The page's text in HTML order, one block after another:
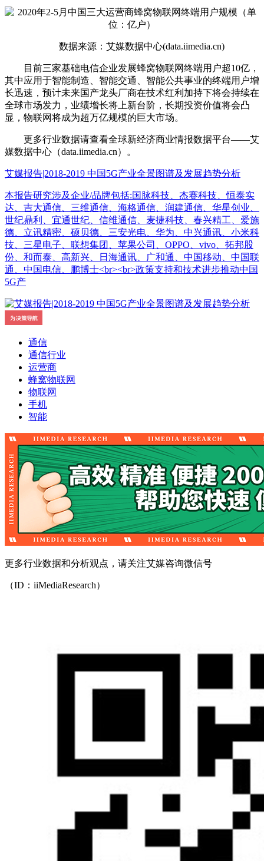
数据来源：艾媒数据中心(data.iimedia.cn)
目前三家基础电信企业发展蜂窝物联网终端用户超10亿，
其中应用于智能制造、智能交通、智能公共事业的终端用户增
长迅速，预计未来国产龙头厂商在技术红利加持下将会持续在
全球市场发力，业绩增长将上新台阶，长期投资价值将会凸
显，物联网将成为超万亿规模的巨大市场。
更多行业数据请查看全球新经济商业情报数据平台——艾
媒数据中心（data.iimedia.cn）。
艾媒报告|2018-2019 中国5G产业全景图谱及发展趋势分析
本报告研究涉及企业/品牌包括:国脉科技、杰赛科技、恒泰实
达、吉大通信、三维通信、海格通信、润建通信、华星创业、
世纪鼎利、宜通世纪、信维通信、麦捷科技、春兴精工、爱施
德、立讯精密、硕贝德、三安光电、华为、中兴通讯、小米科
技、三星电子、联想集团、苹果公司、OPPO、vivo、拓邦股
份、和而泰、高新兴、日海通讯、广和通、中国移动、中国联
通、中国电信、鹏博士<br><br>政策支持和技术进步推动中国
5G产
通信
通信行业
运营商
蜂窝物联网
物联网
手机
智能
更多行业数据和分析观点，请关注艾媒咨询微信号
（ID：iiMediaResearch）